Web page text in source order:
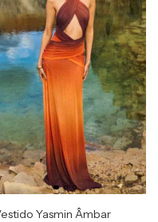
Yasmin Âmbar